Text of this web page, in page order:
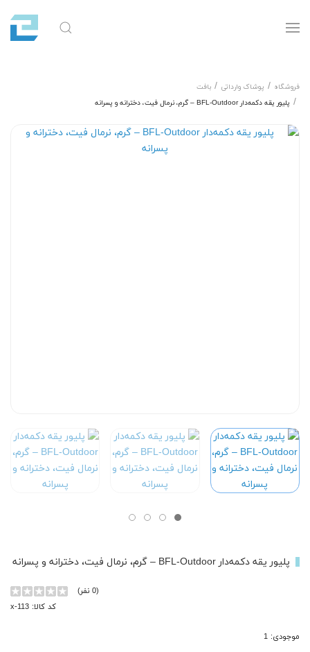
فروشگاه پوشاک وارداتی
بافت
پلیور یقه دکمه‌دار BFL-Outdoor – گرم، نرمال فیت، دخترانه و پسرانه
پلیور یقه دکمه‌دار BFL-Outdoor – گرم، نرمال فیت، دخترانه و پسرانه
(0 نفر)
کد کالا: x-113
موجودی: 1